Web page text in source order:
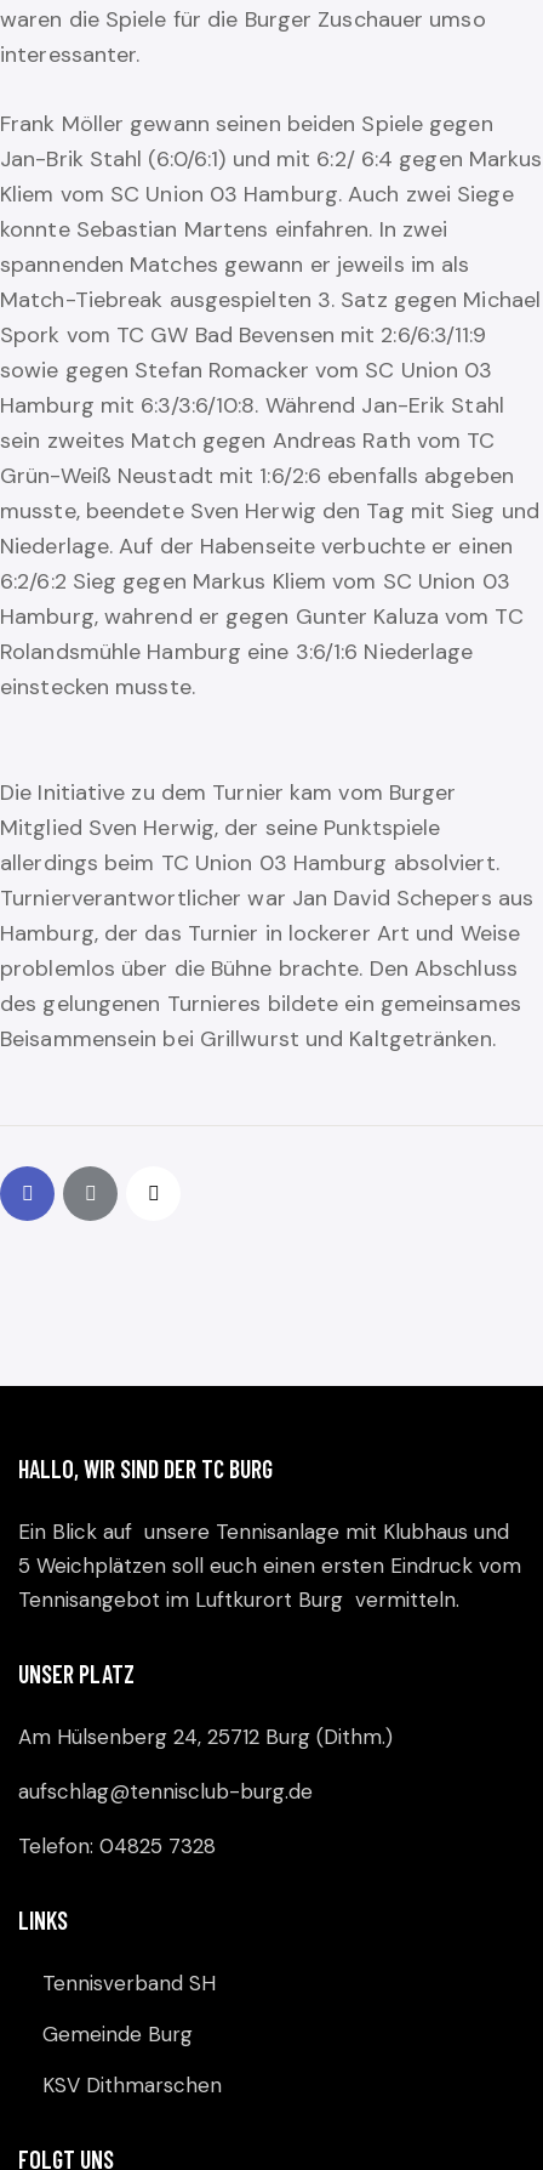
waren die Spiele für die Burger Zuschauer umso
interessanter.
Frank Möller gewann seinen beiden Spiele gegen
Jan-Brik Stahl (6:0/6:1) und mit 6:2/ 6:4 gegen Markus
Kliem vom SC Union 03 Hamburg. Auch zwei Siege
konnte Sebastian Martens einfahren. In zwei
spannenden Matches gewann er jeweils im als
Match-Tiebreak ausgespielten 3. Satz gegen Michael
Spork vom TC GW Bad Bevensen mit 2:6/6:3/11:9
sowie gegen Stefan Romacker vom SC Union 03
Hamburg mit 6:3/3:6/10:8. Während Jan-Erik Stahl
sein zweites Match gegen Andreas Rath vom TC
Grün-Weiß Neustadt mit 1:6/2:6 ebenfalls abgeben
musste, beendete Sven Herwig den Tag mit Sieg und
Niederlage. Auf der Habenseite verbuchte er einen
6:2/6:2 Sieg gegen Markus Kliem vom SC Union 03
Hamburg, wahrend er gegen Gunter Kaluza vom TC
Rolandsmühle Hamburg eine 3:6/1:6 Niederlage
einstecken musste.
Die Initiative zu dem Turnier kam vom Burger
Mitglied Sven Herwig, der seine Punktspiele
allerdings beim TC Union 03 Hamburg absolviert.
Turnierverantwortlicher war Jan David Schepers aus
Hamburg, der das Turnier in lockerer Art und Weise
problemlos über die Bühne brachte. Den Abschluss
des gelungenen Turnieres bildete ein gemeinsames
Beisammensein bei Grillwurst und Kaltgetränken.
HALLO, WIR SIND DER TC BURG
Ein Blick auf unsere Tennisanlage mit Klubhaus und
5 Weichplätzen soll euch einen ersten Eindruck vom
Tennisangebot im Luftkurort Burg vermitteln.
UNSER PLATZ
Am Hülsenberg 24, 25712 Burg (Dithm.)
aufschlag@tennisclub-burg.de
Telefon: 04825 7328
LINKS
Tennisverband SH
Gemeinde Burg
KSV Dithmarschen
FOLGT UNS